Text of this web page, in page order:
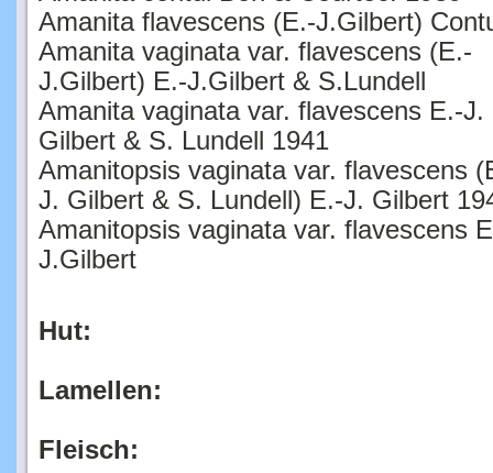
Amanita vaginata var. flavescens (E.-
J.Gilbert) E.-J.Gilbert & S.Lundell
Amanita vaginata var. flavescens E.-J.
Gilbert & S. Lundell 1941
Amanitopsis vaginata var. flavescens
J. Gilbert & S. Lundell) E.-J. Gilbert
Amanitopsis vaginata var. flavescens
J.Gilbert